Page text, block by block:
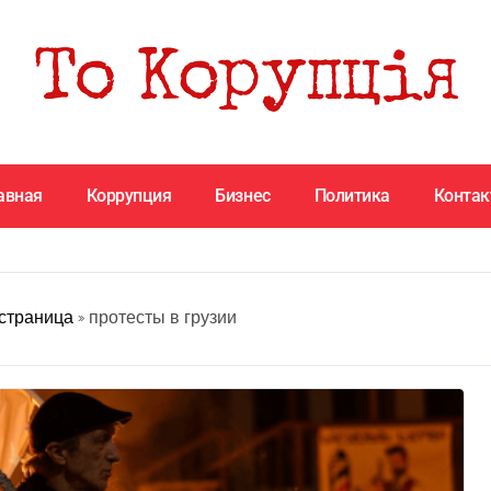
Коррупция Бизнес Политика
» протесты в грузии